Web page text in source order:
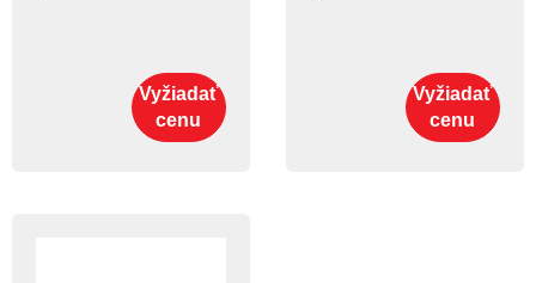
Vyžiadať
cenu
Vyžiadať
cenu